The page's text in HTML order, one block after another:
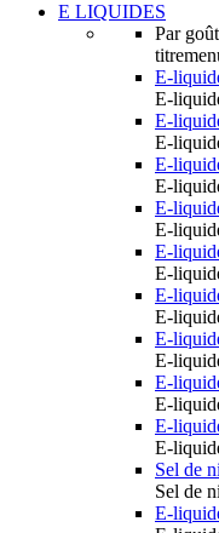
E LIQUIDES
Par goût
E-
E-
E-
E-
E-
E-
E-
E-
E-
E-
E-
E-
E-
E-
E-
E-
E-
E-
Sel de
Sel de
E-